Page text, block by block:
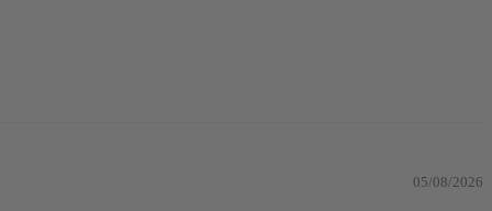
05/08/2026